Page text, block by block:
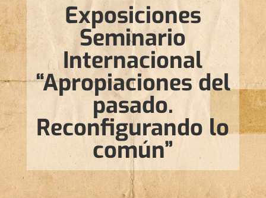
Exposiciones
Seminario
Internacional
“Apropiaciones del
pasado.
Reconfigurando lo
común”